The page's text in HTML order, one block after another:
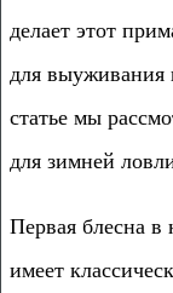
делает этот
для
статье мы
для зимней
Первая блесна
имеет